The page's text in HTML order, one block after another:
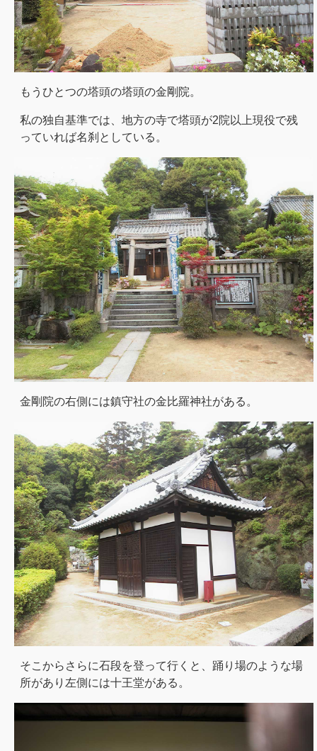
もうひとつの塔頭の塔頭の金剛院。
私の独自基準では、地方の寺で塔頭が2院以上現役で残
っていれば名刹としている。
金剛院の右側には鎮守社の金比羅神社がある。
そこからさらに石段を登って行くと、踊り場のような場
所があり左側には十王堂がある。